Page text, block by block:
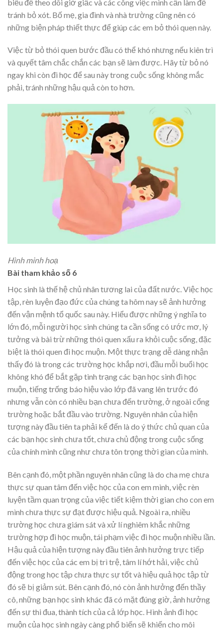
biểu để theo dõi giờ giấc và các công việc mình cần làm để
tránh bỏ xót. Bố mẹ, gia đình và nhà trường cũng nên có
những biện pháp thiết thực để giúp các em bỏ thói quen này.
Việc từ bỏ thói quen bước đầu có thể khó nhưng nếu kiên trì
và quyết tâm chắc chắn các bạn sẽ làm được. Hãy từ bỏ nó
ngay khi còn đi học để sau này trong cuộc sống không mắc
phải, tránh những hậu quả còn to hơn.
Hình minh hoạ
Bài tham khảo số 6
Học sinh là thế hệ chủ nhân tương lai của đất nước. Việc học
tập, rèn luyện đạo đức của chúng ta hôm nay sẽ ảnh hưởng
đến vận mệnh tổ quốc sau này. Hiểu được những ý nghĩa to
lớn đó, mỗi người học sinh chúng ta cần sống có ước mơ, lý
tưởng và bài trừ những thói quen xấu ra khỏi cuộc sống, đặc
biệt là thói quen đi học muộn. Một thực trạng dễ dàng nhận
thấy đó là trong các trường học khắp nơi, đầu mỗi buổi học
không khó để bắt gặp tình trạng các bạn học sinh đi học
muộn, tiếng trống báo hiệu vào lớp đã vang lên trước đó
nhưng vẫn còn có nhiều bạn chưa đến trường, ở ngoài cổng
trường hoặc bắt đầu vào trường. Nguyên nhân của hiện
tượng này đầu tiên ta phải kể đến là do ý thức chủ quan của
các bạn học sinh chưa tốt, chưa chủ động trong cuộc sống
của chính mình cũng như chưa tôn trọng thời gian của mình.
Bên cạnh đó, một phần nguyên nhân cũng là do cha mẹ chưa
thực sự quan tâm đến việc học của con em mình, việc rèn
luyện tầm quan trọng của việc tiết kiệm thời gian cho con em
mình chưa thực sự đạt được hiệu quả. Ngoài ra, nhiều
trường học chưa giám sát và xử lí nghiêm khắc những
trường hợp đi học muộn, tái phạm việc đi học muộn nhiều lần.
Hậu quả của hiện tượng này đầu tiên ảnh hưởng trực tiếp
đến việc học của các em bị trì trệ, tâm lí hớt hải, việc chủ
động trong học tập chưa thực sự tốt và hiệu quả học tập từ
đó sẽ bị giảm sút. Bên cạnh đó, nó còn ảnh hưởng đến thầy
cô, những bạn học sinh khác đã có mặt đúng giờ, ảnh hưởng
đến sự thi đua, thành tích của cả lớp học. Hình ảnh đi học
muộn của học sinh ngày càng phổ biến sẽ khiến cho môi